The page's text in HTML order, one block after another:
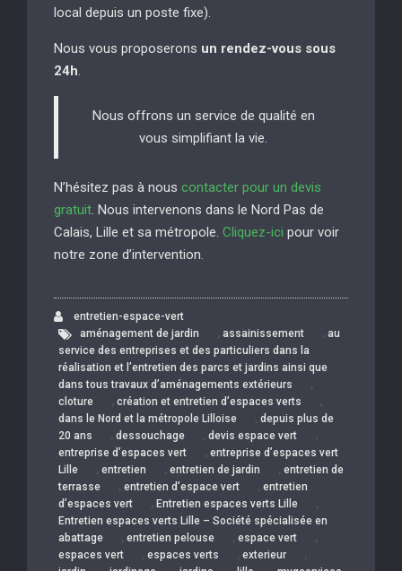
local depuis un poste fixe).
Nous vous proposerons un rendez-vous sous
24h.
Nous offrons un service de qualité en
vous simplifiant la vie.
N’hésitez pas à nous contacter pour un devis
gratuit. Nous intervenons dans le Nord Pas de
Calais, Lille et sa métropole. Cliquez-ici pour voir
notre zone d’intervention.
entretien-espace-vert
aménagement de jardin
, assainissement , au
service des entreprises et des particuliers dans la
réalisation et l’entretien des parcs et jardins ainsi que
dans tous travaux d’aménagements extérieurs
,
cloture , création et entretien d’espaces verts ,
dans le Nord et la métropole Lilloise , depuis plus de
20 ans
, dessouchage , devis espace vert ,
entreprise d’espaces vert , entreprise d’espaces vert
Lille
, entretien , entretien de jardin , entretien de
terrasse
, entretien d’espace vert , entretien
d’espaces vert
, Entretien espaces verts Lille ,
Entretien espaces verts Lille – Société spécialisée en
abattage
, entretien pelouse , espace vert ,
espaces vert , espaces verts , exterieur ,